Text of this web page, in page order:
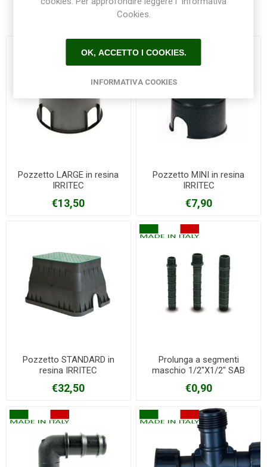
Prodotti correlati
Pozzetto LARGE in resina
IRRITEC
€13,50
Pozzetto MINI in resina
IRRITEC
€7,90
Pozzetto STANDARD in
resina IRRITEC
€32,50
Prolunga a segmenti
maschio 1/2"X1/2" SAB
€0,90
Cookies.
OK, ACCETTO I COOKIES.
INFORMATIVA COOKIES